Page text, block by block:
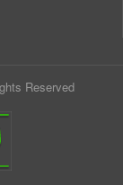
Reserved